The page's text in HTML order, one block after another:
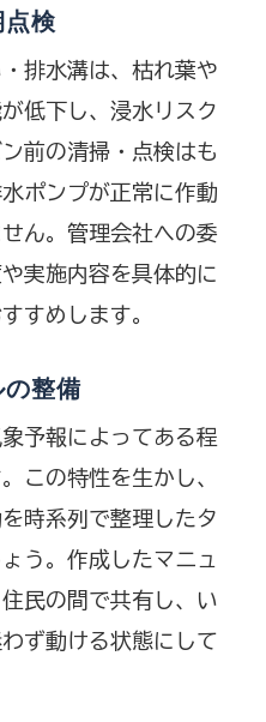
検
排水溝は、枯れ葉や
低下し、浸水リスク
前の清掃・点検はも
ポンプが正常に作動
ん。管理会社への委
実施内容を具体的に
すめします。
整備
予報によってある程
この特性を生かし、
時系列で整理したタ
う。作成したマニュ
民の間で共有し、い
ず動ける状態にして